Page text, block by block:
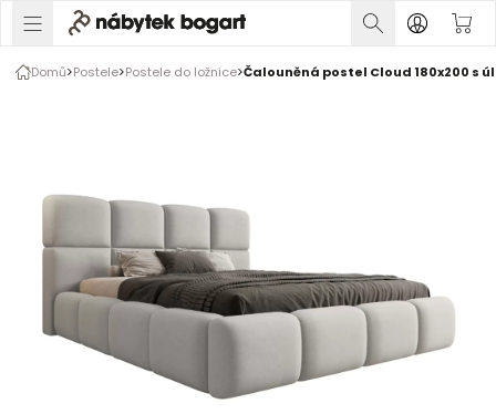
Domů Postele Postele do ložnice Čalouněná postel Cloud 180x200 s